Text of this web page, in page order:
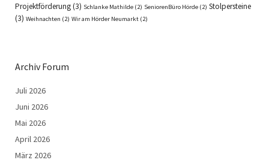
Projektförderung(3) Schlanke Mathilde (2) SeniorenBüro Hörde (2) Stolpersteine
(3) Weihnachten (2) Wir am Hörder Neumarkt (2)
Archiv Forum
Juli 2026
Juni 2026
Mai 2026
April 2026
März 2026